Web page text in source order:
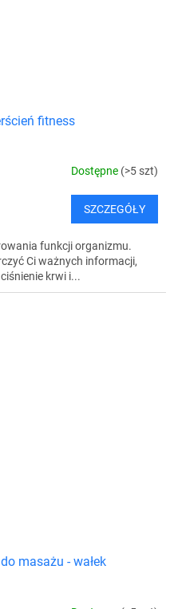
fitness
Dostępne (>5 szt)
SZCZEGÓŁY
funkcji organizmu.
Ci ważnych informacji,
krwi i...
masażu - wałek